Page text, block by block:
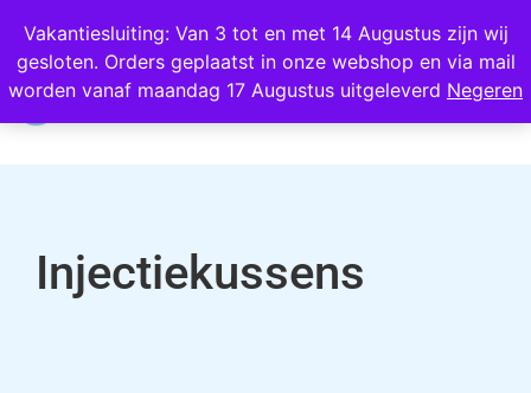
Vakantiesluiting: Van 3 tot en met 14 Augustus zijn wij
gesloten. Orders geplaatst in onze webshop en via mail
worden vanaf maandag 17 Augustus uitgeleverd Negeren
Wij scoren een 4,8 op Google
0
Injectiekussens